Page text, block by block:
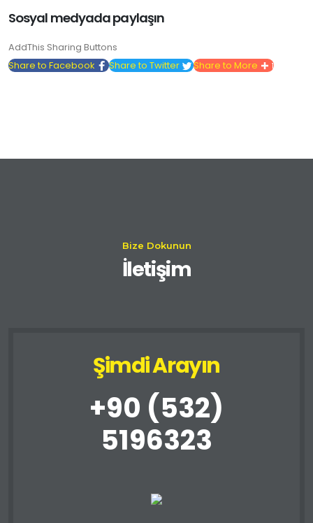
Sosyal medyada paylaşın
AddThis Sharing Buttons
Share to Facebook
Share to Twitter Share to More 1
Bize Dokunun
İletişim
Şimdi Arayın
+90 (532)
5196323